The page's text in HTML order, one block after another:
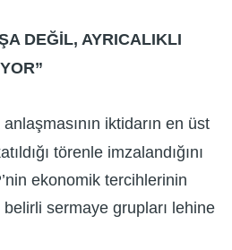
DEĞİL, AYRICALIKLI
iktidarın en üst
törenle imzalandığını
ekonomik tercihlerinin
sermaye grupları lehine